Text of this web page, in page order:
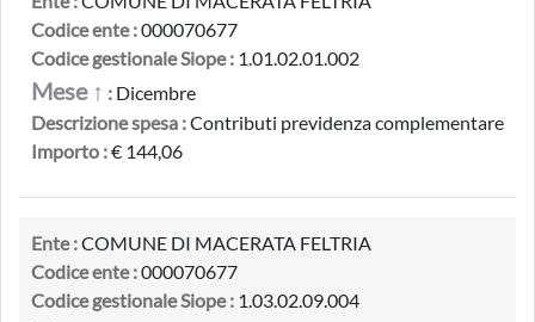
Codice ente :000070677
Codice gestionale Siope : 1.01.02.01.002
Mese ↑ : Dicembre
Descrizione spesa :Contributi previdenza complementare
Importo :€ 144,06
Ente :COMUNE DI MACERATA FELTRIA
Codice ente :000070677
Codice gestionale Siope : 1.03.02.09.004